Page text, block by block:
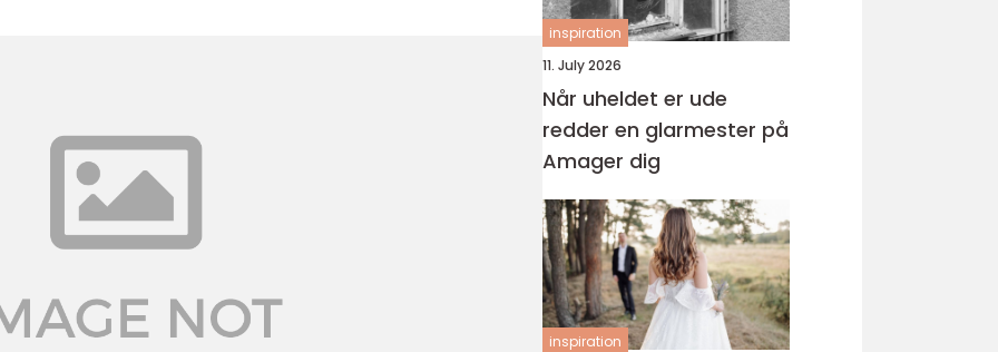
inspiration
11. July 2026
Når uheldet er ude
redder en glarmester på
Amager dig
inspiration